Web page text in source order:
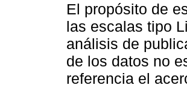
El propósito de
las escalas tipo
análisis de
de los datos no
referencia el